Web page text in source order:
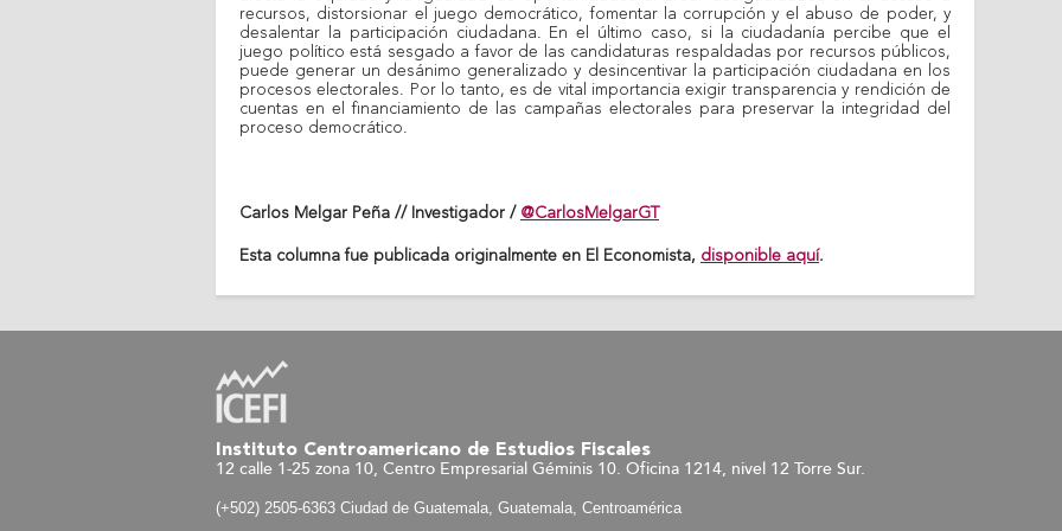
recursos, distorsionar el juego democrático, fomentar la corrupción y el abuso de poder, y
desalentar la participación ciudadana. En el último caso, si la ciudadanía percibe que el
juego político está sesgado a favor de las candidaturas respaldadas por recursos públicos,
puede generar un desánimo generalizado y desincentivar la participación ciudadana en los
procesos electorales. Por lo tanto, es de vital importancia exigir transparencia y rendición de
cuentas en el financiamiento de las campañas electorales para preservar la integridad del
proceso democrático.
Carlos Melgar Peña // Investigador / @CarlosMelgarGT
Esta columna fue publicada originalmente en El Economista, disponible aquí.
Instituto Centroamericano de Estudios Fiscales
12 calle 1-25 zona 10, Centro Empresarial Géminis 10. Oficina 1214, nivel 12 Torre Sur.
(+502) 2505-6363 Ciudad de Guatemala, Guatemala, Centroamérica